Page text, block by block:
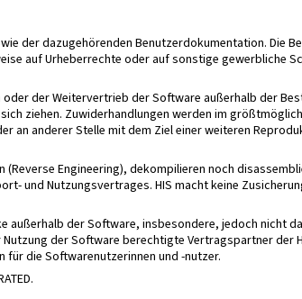
der dazugehörenden Benutzerdokumentation. Die
auf Urheberrechte oder auf sonstige gewerbliche
der Weitervertrieb der Software außerhalb der
ziehen. Zuwiderhandlungen werden im
an anderer Stelle mit dem Ziel einer weiteren
Engineering), dekompilieren noch
und Nutzungsvertrages. HIS macht keine
außerhalb der Software, insbesondere, jedoch nicht
der Software berechtigte Vertragspartner der
für die Softwarenutzerinnen und -nutzer.